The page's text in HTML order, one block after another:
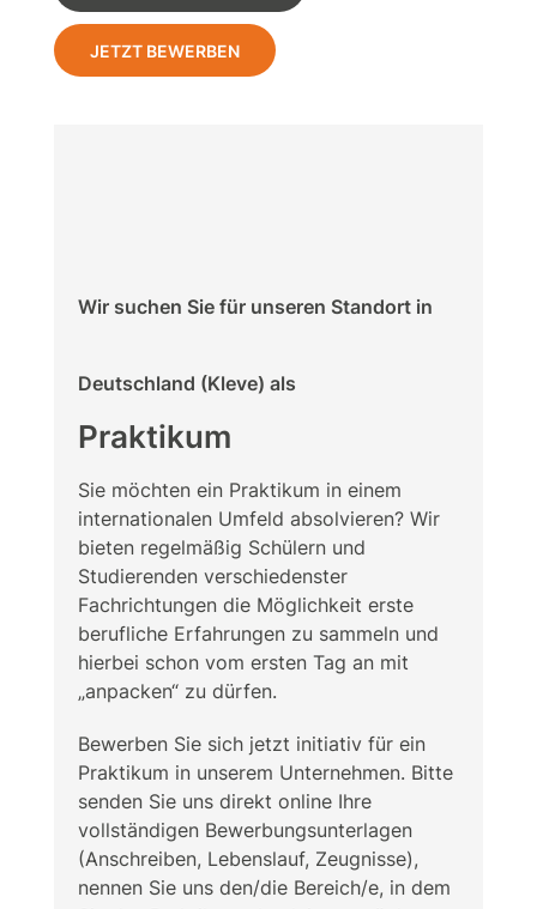
JETZT BEWERBEN
Wir suchen Sie für unseren Standort in
Deutschland (Kleve) als
Praktikum
Sie möchten ein Praktikum in einem
internationalen Umfeld absolvieren? Wir
bieten regelmäßig Schülern und
Studierenden verschiedenster
Fachrichtungen die Möglichkeit erste
berufliche Erfahrungen zu sammeln und
hierbei schon vom ersten Tag an mit
„anpacken“ zu dürfen.
Bewerben Sie sich jetzt initiativ für ein
Praktikum in unserem Unternehmen. Bitte
senden Sie uns direkt online Ihre
vollständigen Bewerbungsunterlagen
(Anschreiben, Lebenslauf, Zeugnisse),
nennen Sie uns den/die Bereich/e, in dem